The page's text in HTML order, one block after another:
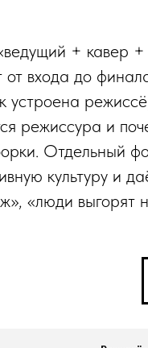
+ кавер
входа до
устроена
режиссура и
Отдельный
культуру и
«люди выгорят